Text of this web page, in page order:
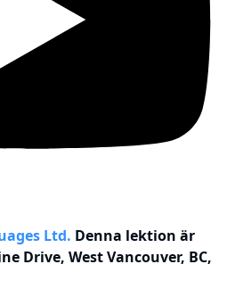
Ltd. Denna lektion är
Drive, West Vancouver, BC,